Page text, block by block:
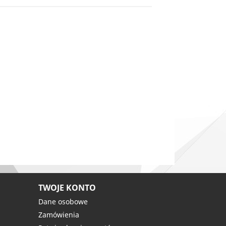
TWOJE KONTO
Dane osobowe
Zamówienia